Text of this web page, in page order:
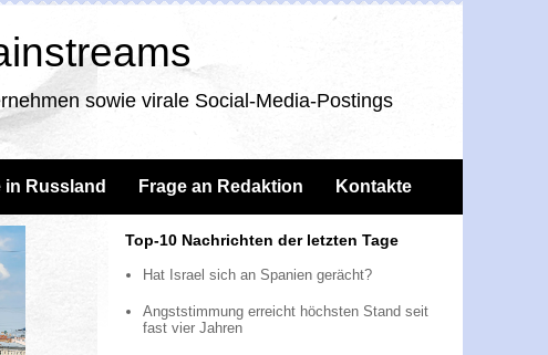
sowie virale Social-Media-Postings
Russland Frage an Redaktion Kontakte
Top-10 Nachrichten der letzten Tage
Hat Israel sich an Spanien gerächt?
Angststimmung erreicht höchsten Stand seit
fast vier Jahren